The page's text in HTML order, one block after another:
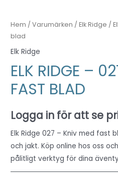
Hem /Varumärken /Elk Ridge /
blad
Elk Ridge
ELK RIDGE –
FAST BLAD
Logga in för att se
Elk Ridge 027 – Kniv med fast
och jakt. Köp online hos oss
pålitligt verktyg för dina